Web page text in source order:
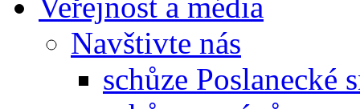
Navštivte nás
schůze Poslanecké